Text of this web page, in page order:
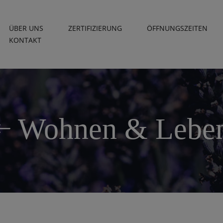
ÜBER UNS ZERTIFIZIERUNG
ÖFFNUNGSZEITEN
KONTAKT
Wohnen &